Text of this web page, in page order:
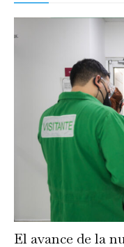
El avance de la